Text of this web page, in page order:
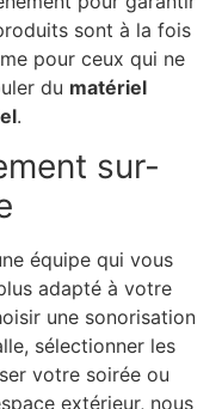
sont à la fois
pour ceux qui ne
du matériel
.
sur-
équipe qui vous
adapté à votre
une sonorisation
sélectionner les
votre soirée ou
extérieur, nous